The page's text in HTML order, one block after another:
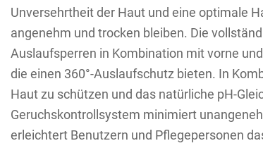
Unversehrtheit der Haut und eine optimale
angenehm und trocken bleiben. Die
Auslaufsperren in Kombination mit vorne
die einen 360°-Auslaufschutz bieten. In
Haut zu schützen und das natürliche pH-
Geruchskontrollsystem minimiert
erleichtert Benutzern und Pflegepersonen